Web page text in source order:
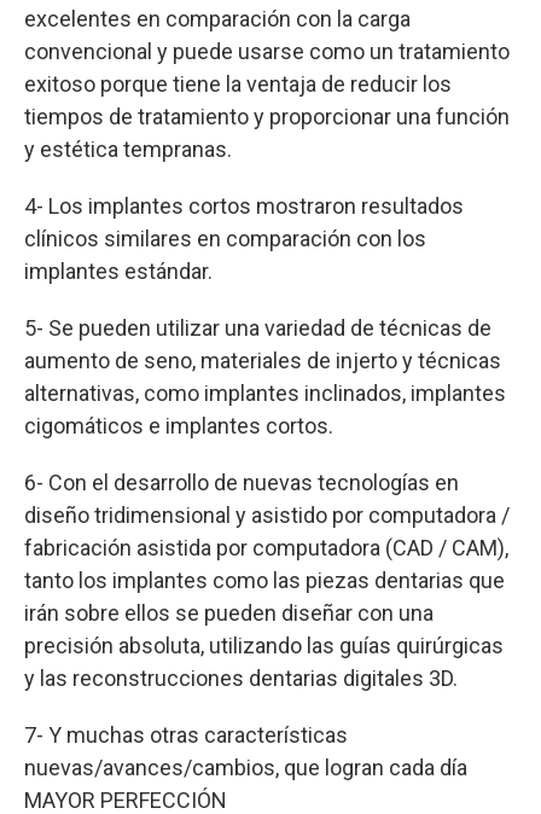
excelentes en comparación con la carga
convencional y puede usarse como un tratamiento
exitoso porque tiene la ventaja de reducir los
tiempos de tratamiento y proporcionar una función
y estética tempranas.
4- Los implantes cortos mostraron resultados
clínicos similares en comparación con los
implantes estándar.
5- Se pueden utilizar una variedad de técnicas de
aumento de seno, materiales de injerto y técnicas
alternativas, como implantes inclinados, implantes
cigomáticos e implantes cortos.
6- Con el desarrollo de nuevas tecnologías en
diseño tridimensional y asistido por computadora /
fabricación asistida por computadora (CAD / CAM),
tanto los implantes como las piezas dentarias que
irán sobre ellos se pueden diseñar con una
precisión absoluta, utilizando las guías quirúrgicas
y las reconstrucciones dentarias digitales 3D.
7- Y muchas otras características
nuevas/avances/cambios, que logran cada día
MAYOR PERFECCIÓN